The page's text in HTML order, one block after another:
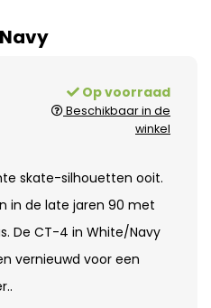
Op voorraad
Beschikbaar in de
winkel
skate-silhouetten ooit.
in de late jaren 90 met
De CT-4 in White/Navy
vernieuwd voor een